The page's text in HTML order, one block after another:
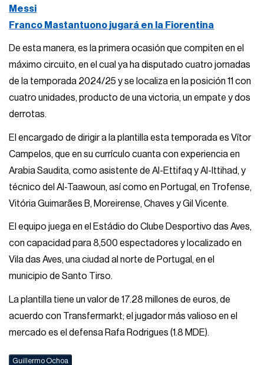
Messi
Franco Mastantuono jugará en la Fiorentina
De esta manera, es la primera ocasión que compiten en el
máximo circuito, en el cual ya ha disputado cuatro jornadas
de la temporada 2024/25 y se localiza en la posición 11 con
cuatro unidades, producto de una victoria, un empate y dos
derrotas.
El encargado de dirigir a la plantilla esta temporada es Vítor
Campelos, que en su currículo cuanta con experiencia en
Arabia Saudita, como asistente de Al-Ettifaq y Al-Ittihad, y
técnico del Al-Taawoun, así como en Portugal, en Trofense,
Vitória Guimarães B, Moreirense, Chaves y Gil Vicente.
El equipo juega en el Estádio do Clube Desportivo das Aves,
con capacidad para 8,500 espectadores y localizado en
Vila das Aves, una ciudad al norte de Portugal, en el
municipio de Santo Tirso.
La plantilla tiene un valor de 17.28 millones de euros, de
acuerdo con Transfermarkt; el jugador más valioso en el
mercado es el defensa Rafa Rodrigues (1.8 MDE).
Guillermo Ochoa